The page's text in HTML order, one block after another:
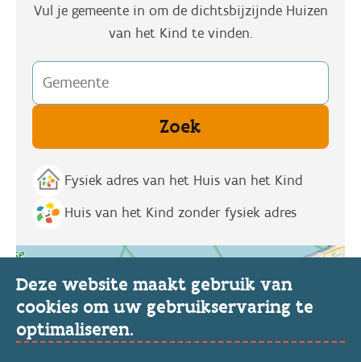
Deze website maakt gebruik van
cookies om uw gebruikservaring te
optimaliseren.
Vul je gemeente in om de dichtsbijzijnde Huizen
van het Kind te vinden.
Origin
Fysiek adres van het Huis van het Kind
Huis van het Kind zonder fysiek adres